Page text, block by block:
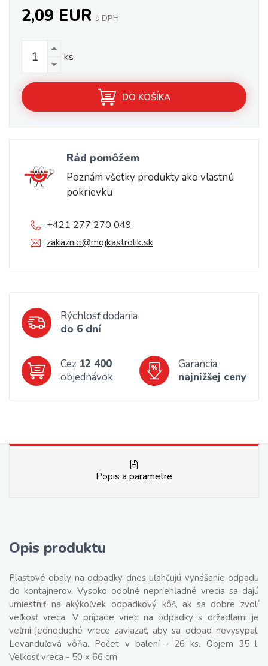
2,09 EUR s DPH
ks
DO KOŠÍKA
Rád pomôžem
Poznám všetky produkty ako vlastnú
pokrievku
+421 277 270 049
zakaznici@mojkastrolik.sk
Rýchlosť dodania
do 6 dní
Cez 12 400
objednávok
Garancia
najnižšej ceny
Popis a parametre
Opis produktu
Plastové obaly na odpadky dnes uľahčujú vynášanie odpadu
do kontajnerov. Vysoko odolné nepriehľadné vrecia sa dajú
umiestniť na akýkoľvek odpadkový kôš, ak sa dobre zvolí
veľkosť vreca. V prípade vriec na odpadky s držadlami je
veľmi jednoduché vrece zaviazať, aby sa odpad nevysypal.
Levanduľová vôňa. Počet v balení - 26 ks. Objem 35 l.
Veľkosť vreca - 50 x 66 cm.